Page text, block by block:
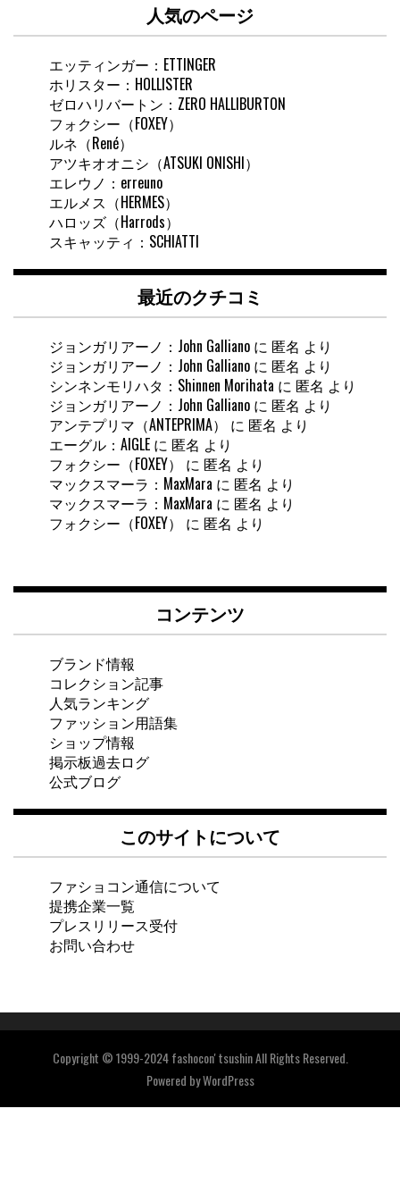
索
人気のページ
エッティンガー：ETTINGER
ホリスター：HOLLISTER
ゼロハリバートン：ZERO HALLIBURTON
フォクシー（FOXEY）
ルネ（René）
アツキオオニシ（ATSUKI ONISHI）
エレウノ：erreuno
エルメス（HERMES）
ハロッズ（Harrods）
スキャッティ：SCHIATTI
最近のクチコミ
ジョンガリアーノ：John Galliano に 匿名 より
ジョンガリアーノ：John Galliano に 匿名 より
シンネンモリハタ：Shinnen Morihata に 匿名 より
ジョンガリアーノ：John Galliano に 匿名 より
アンテプリマ（ANTEPRIMA）
に 匿名 より
エーグル：AIGLE に 匿名 より
フォクシー（FOXEY）
に 匿名 より
マックスマーラ：MaxMara に 匿名 より
マックスマーラ：MaxMara に 匿名 より
フォクシー（FOXEY）
に 匿名 より
コンテンツ
ブランド情報
コレクション記事
人気ランキング
ファッション用語集
ショップ情報
掲示板過去ログ
公式ブログ
このサイトについて
ファショコン通信について
提携企業一覧
プレスリリース受付
お問い合わせ
Copyright © 1999-2024 fashocon' tsushin All Rights Reserved.
Powered byWordPress